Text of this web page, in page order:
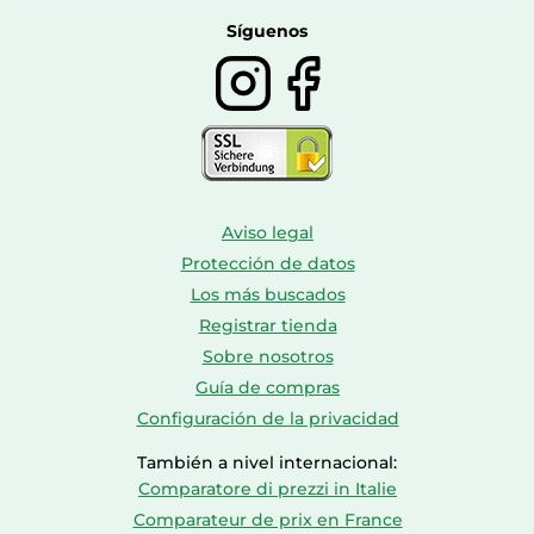
Síguenos
Aviso legal
Protección de datos
Los más buscados
Registrar tienda
Sobre nosotros
Guía de compras
Configuración de la privacidad
También a nivel internacional:
Comparatore di prezzi in Italie
Comparateur de prix en France